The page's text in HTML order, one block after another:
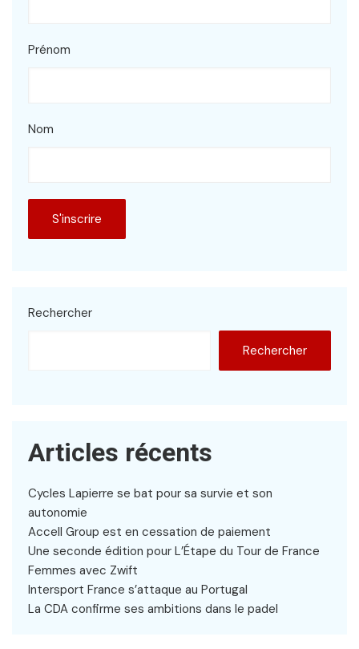
Prénom
Nom
Rechercher
Rechercher
Articles récents
Cycles Lapierre se bat pour sa survie et son
autonomie
Accell Group est en cessation de paiement
Une seconde édition pour L’Étape du Tour de France
Femmes avec Zwift
Intersport France s’attaque au Portugal
La CDA confirme ses ambitions dans le padel